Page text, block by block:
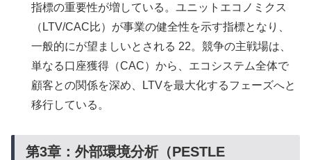
指標の重要性が増している。ユニットエコノミクス
（LTV/CAC比）が事業の健全性を示す指標となり、
一般的にが望ましいとされる 22。競争の主戦場は、
単なる口座獲得（CAC）から、エコシステム全体で
顧客との関係を深め、LTVを最大化するフェーズへと
移行している。
第3章：外部環境分析（PESTLE